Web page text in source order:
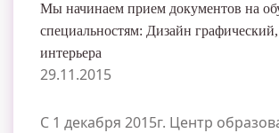
Мы начинаем прием документов на
специальностям: Дизайн
интерьера
29.11.2015
С 1 декабря 2015г. Центр